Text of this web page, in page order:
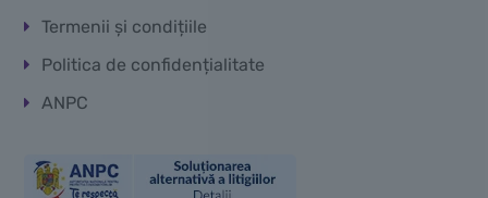
Termenii și condițiile
Politica de confidențialitate
ANPC